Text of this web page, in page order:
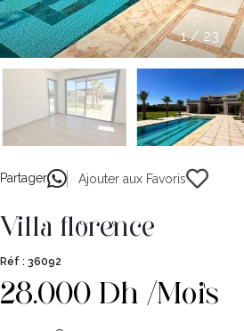
1/ 23
Ajouter aux Favoris
Partager
villa florence
Réf : 36092
28.000 Dh /Mois